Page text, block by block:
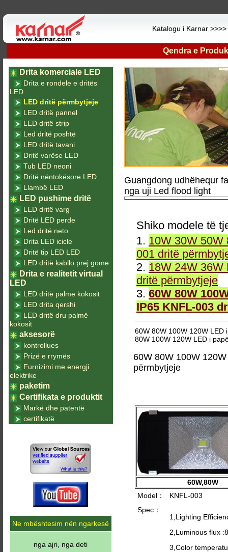
Katalogu i Karnar >>>>
Qendra e
Guangdong udhëhequr
nga uji Led flood light
Shiko modele të
1. 10W 30W 50W
001 dritë
2. 18W 24W 36W
dritë përmbytjeje
3. 60W 80W
IP65 KNFL-003
60W 80W 100W 120W
80W 100W 120W LED i
60W 80W 100W
përmbytjeje
60W,80W
Model：
KNFL-003
Spec：
1,Lighting
2,Luminous flux
3,Color
Drita komerciale LED
Drita e rondele e dritës
LED
LED dritë përmbytjeje
LED dritë pannel
LED dritë strip
Led dritë poshtë
LED dritë tavani
Dritë varëse LED
Tub LED neoni
Dritë nëntokësore LED
Llambë LED
LED pushime dritë
LED dritë varg
Dritë LED perde
Led dritë neto
Drita LED icicle
Dritë tip LED LED
LED dritë kabllo prej gome
Drita e realitetit virtual
LED
LED dritë palme kokosit
LED drita qershi
LED dritë dru palmë
kokosit
aksesorë
kontrollues
Prizë e rrymës
Furnizimi me energji
elektrike
paketim
Certifikata e produktit
Markë dhe patentë
certifikatë
Ne mbështesim nën ngarkesë
nga ajri, nga deti